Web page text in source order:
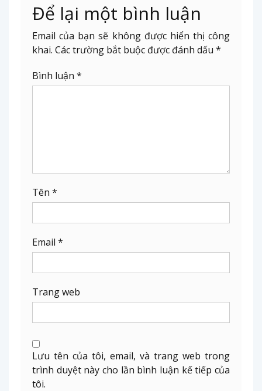
Để lại một bình luận
Email của bạn sẽ không được hiển thị công
khai. Các trường bắt buộc được đánh dấu *
Bình luận *
Tên *
Email *
Trang web
Lưu tên của tôi, email, và trang web trong
trình duyệt này cho lần bình luận kế tiếp của
tôi.